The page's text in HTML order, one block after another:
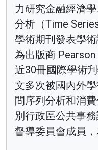
力研究金融經濟
分析（Time
學術期刊發表學
為出版商 Pearson
近30冊國際學術
文多次被國內外
間序列分析和消
別行政區公共事
督導委員會成員，